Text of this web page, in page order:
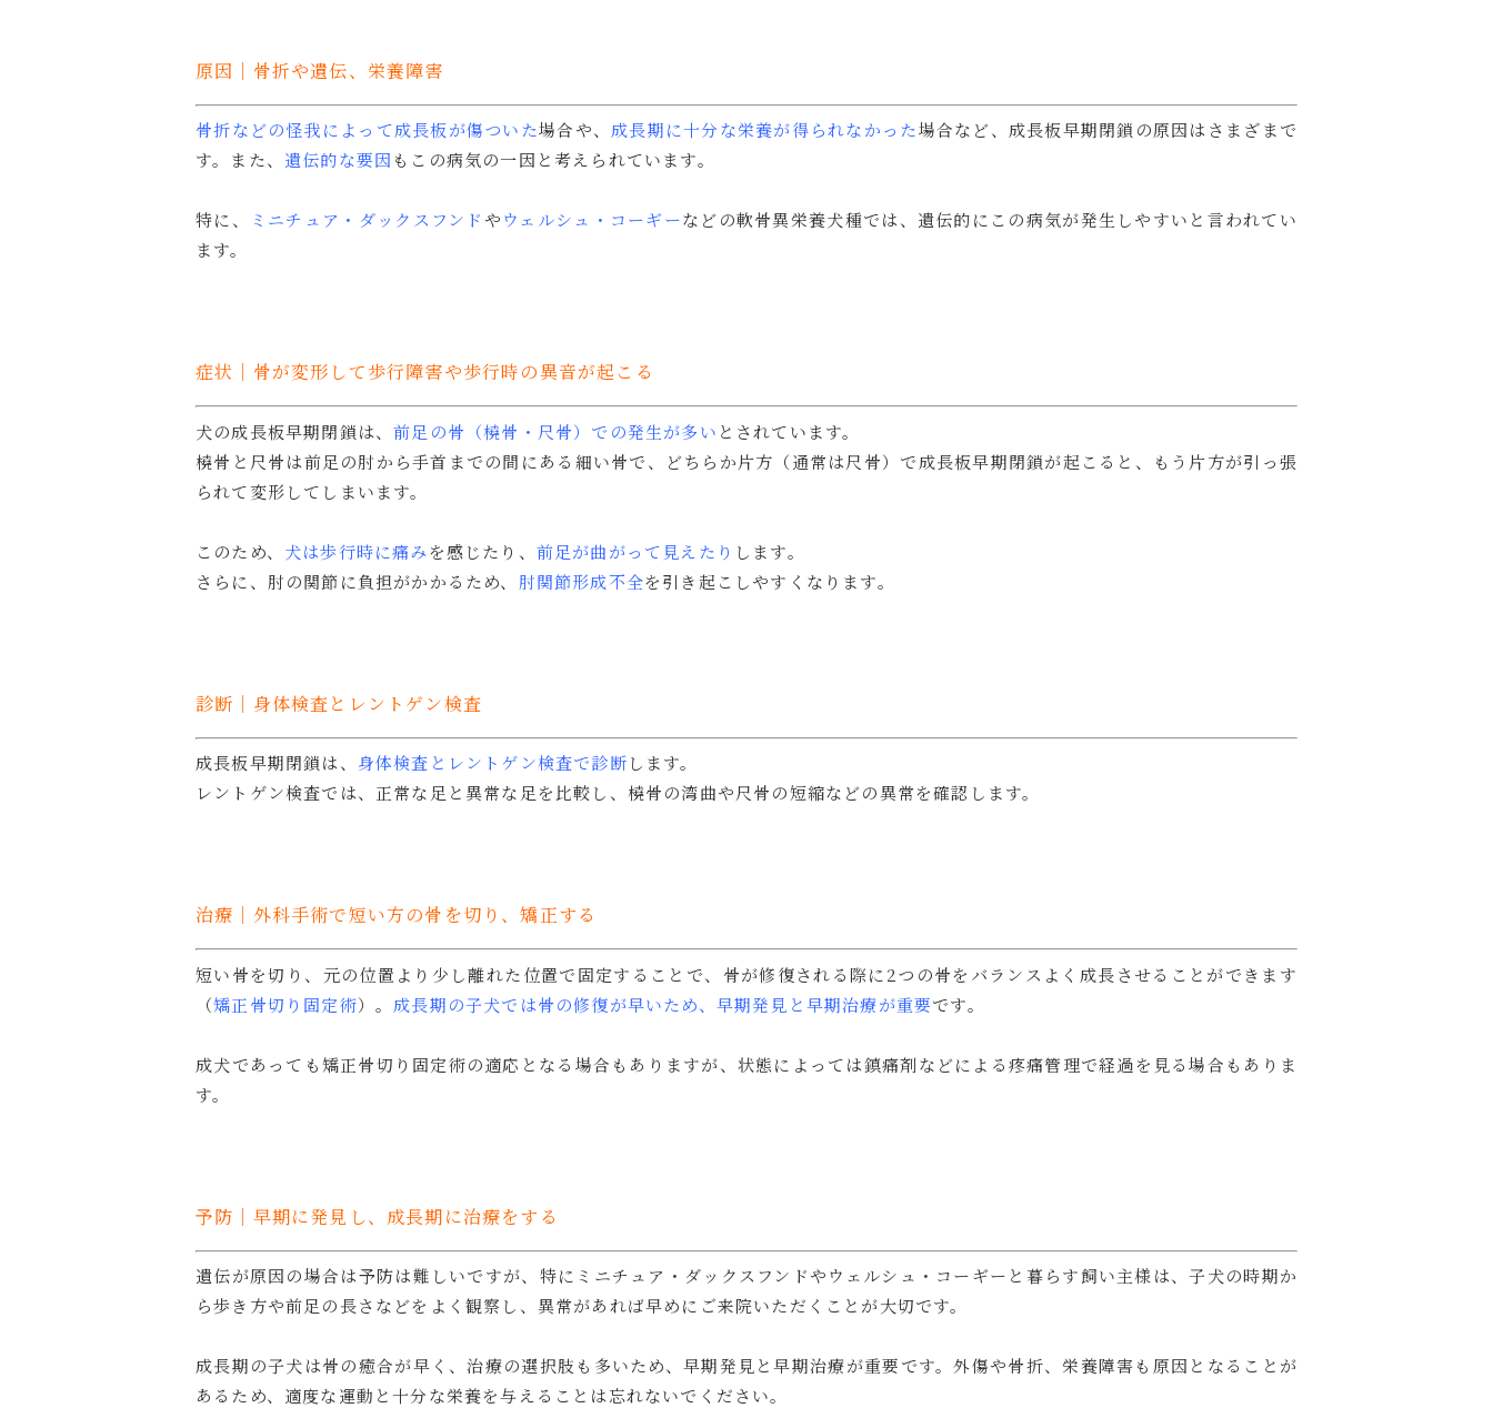
原因｜骨折や遺伝、栄養障害
骨折などの怪我によって成長板が傷ついた場合や、 成長期に十分な栄養が得られなかった場合など、成長板早期閉鎖の原因はさまざまで
す。また、 遺伝的な要因 もこの病気の一因と考えられています。
特に、 ミニチュア・ダックスフンド やウェルシュ・コーギーなどの軟骨異栄養犬種では、遺伝的にこの病気が発生しやすいと言われてい
ます。
症状｜骨が変形して歩行障害や歩行時の異音が起こる
犬の成長板早期閉鎖は、前足の骨（橈骨・尺骨）での発生が多い とされています。
橈骨と尺骨は前足の肘から手首までの間にある細い骨で、どちらか片方（通常は尺骨）で成長板早期閉鎖が起こると、もう片方が引っ張
られて変形してしまいます。
このため、 犬は歩行時に痛みを感じたり、 前足が曲がって見えたり します。
さらに、肘の関節に負担がかかるため、 肘関節形成不全を引き起こしやすくなります。
診断｜身体検査とレントゲン検査
成長板早期閉鎖は、 身体検査とレントゲン検査で診断します。
レントゲン検査では、正常な足と異常な足を比較し、橈骨の湾曲や尺骨の短縮などの異常を確認します。
治療｜外科手術で短い方の骨を切り、矯正する
短い骨を切り、元の位置より少し離れた位置で固定することで、骨が修復される際に2つの骨をバランスよく成長させることができます
（矯正骨切り固定術）。 成長期の子犬では骨の修復が早いため、早期発見と早期治療が重要です。
成犬であっても矯正骨切り固定術の適応となる場合もありますが、状態によっては鎮痛剤などによる疼痛管理で経過を見る場合もありま
す。
予防｜早期に発見し、成長期に治療をする
遺伝が原因の場合は予防は難しいですが、特にミニチュア・ダックスフンドやウェルシュ・コーギーと暮らす飼い主様は、子犬の時期か
ら歩き方や前足の長さなどをよく観察し、異常があれば早めにご来院いただくことが大切です。
成長期の子犬は骨の癒合が早く、治療の選択肢も多いため、早期発見と早期治療が重要です。外傷や骨折、栄養障害も原因となることが
あるため、適度な運動と十分な栄養を与えることは忘れないでください。